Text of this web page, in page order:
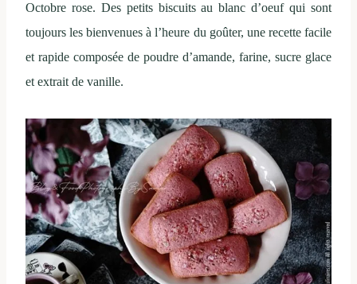
Octobre rose. Des petits biscuits au blanc d’oeuf qui sont
toujours les bienvenues à l’heure du goûter, une recette facile
et rapide composée de poudre d’amande, farine, sucre glace
et extrait de vanille.